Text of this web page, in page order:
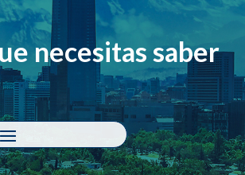
necesitas saber